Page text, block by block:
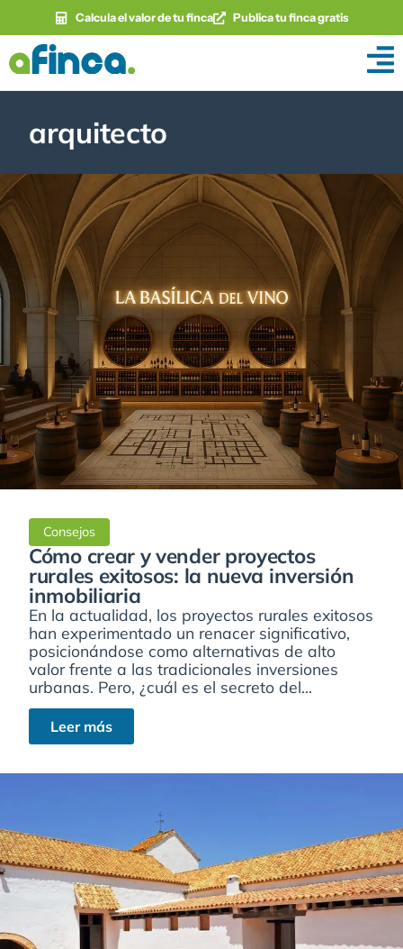
Calcula el valor de tu finca Publica tu finca gratis
arquitecto
Consejos
Cómo crear y vender proyectos
rurales exitosos: la nueva inversión
inmobiliaria
En la actualidad, los proyectos rurales exitosos
han experimentado un renacer significativo,
posicionándose como alternativas de alto
valor frente a las tradicionales inversiones
urbanas. Pero, ¿cuál es el secreto del...
Leer más